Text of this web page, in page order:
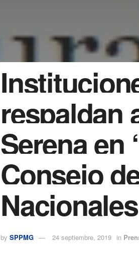
respaldan
Serena en
Consejo
Nacionales
by SPPMG 24 septiembre, 2019 in